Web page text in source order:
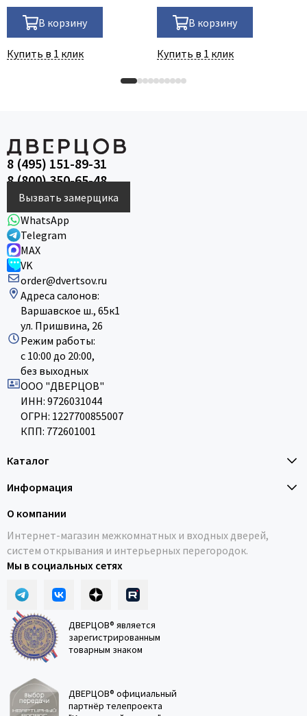
В корзину
Купить в 1 клик
В корзину
Купить в 1 клик
8 (495) 151-89-31
8 (800) 350-65-48
Вызвать замерщика
WhatsApp
Telegram
MAX
VK
order@dvertsov.ru
Адреса салонов:
Варшавское ш., 65к1
ул. Пришвина, 26
Режим работы:
с 10:00 до 20:00,
без выходных
ООО "ДВЕРЦОВ"
ИНН: 9726031044
ОГРН: 1227700855007
КПП: 772601001
Каталог
Информация
О компании
Интернет-магазин межкомнатных и входных дверей,
систем открывания и интерьерных перегородок.
Мы в социальных сетях
ДВЕРЦОВ® является
зарегистрированным
товарным знаком
ДВЕРЦОВ® официальный
партнёр телепроекта